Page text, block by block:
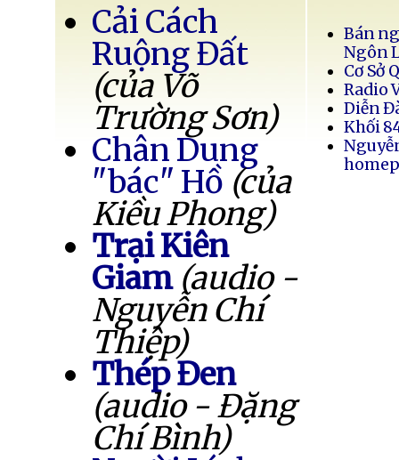
Cải Cách
Ruộng Đất
(của Võ
Trường Sơn)
Chân Dung
"bác" Hồ (của
Kiều Phong)
Trại Kiên
Giam (audio -
Nguyễn Chí
Thiệp)
Thép Đen
(audio - Đặng
Chí Bình)
Bán
Ngôn
Cơ Sở
Radio
Diễn
Khối